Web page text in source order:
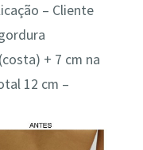
– Cliente
+ 7 cm na
12 cm –